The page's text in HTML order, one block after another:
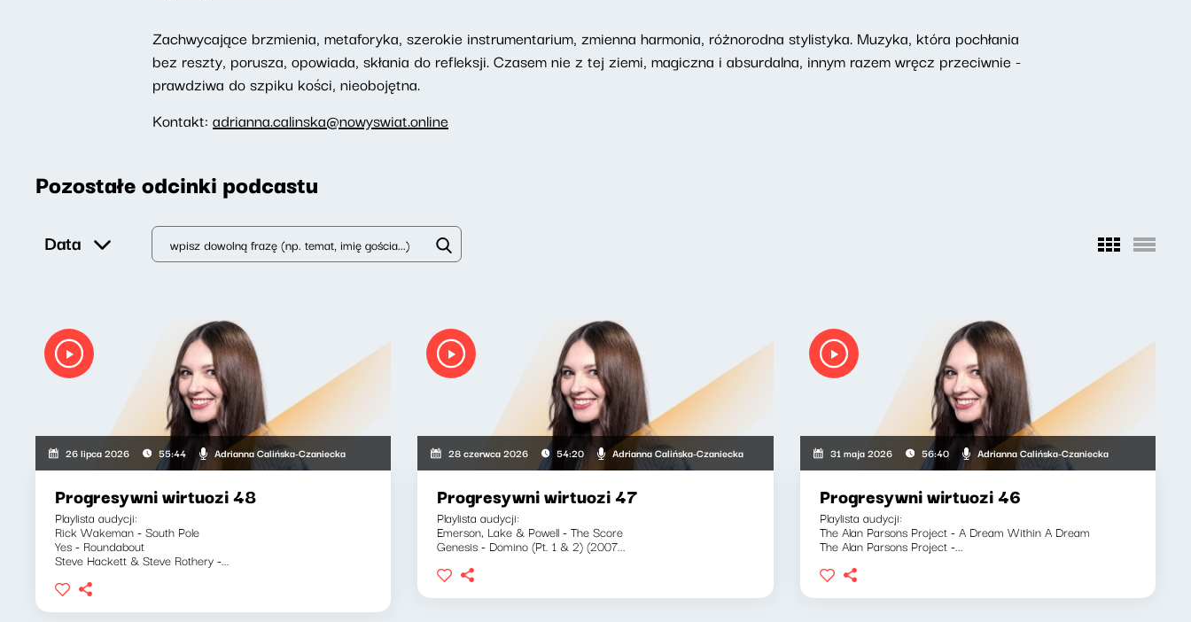
Zachwycające brzmienia, metaforyka, szerokie instrumentarium, zmienna harmonia, różnorodna stylistyka. Muzyka, która pochłania
bez reszty, porusza, opowiada, skłania do refleksji. Czasem nie z tej ziemi, magiczna i absurdalna, innym razem wręcz przeciwnie -
prawdziwa do szpiku kości, nieobojętna.
Kontakt: adrianna.calinska@nowyswiat.online
Pozostałe odcinki podcastu
Data
26 lipca 2026 55:44 Adrianna Calińska-Czaniecka
Progresywni wirtuozi 48
Playlista audycji:
Rick Wakeman - South Pole
Yes - Roundabout
Steve Hackett & Steve Rothery -...
28 czerwca 2026 54:20 Adrianna Calińska-Czaniecka
Progresywni wirtuozi 47
Playlista audycji:
Emerson, Lake & Powell - The Score
Genesis - Domino (Pt. 1 & 2) (2007...
31 maja 2026 56:40 Adrianna Calińska-Czaniecka
Progresywni wirtuozi 46
Playlista audycji:
The Alan Parsons Project - A Dream Within A Dream
The Alan Parsons Project -...